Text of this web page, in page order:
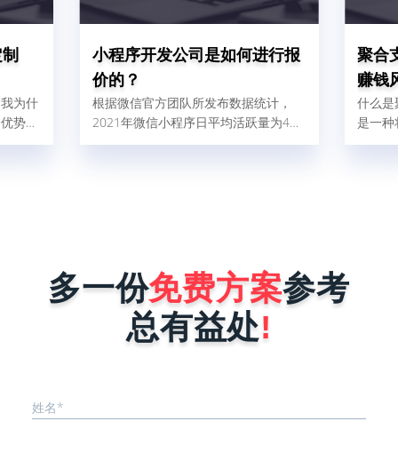
为什
势：
一个
小程序开发公司是如何进行报
价的？
根据微信官方团队所发布数据统计，
2021年微信小程序日平均活跃量为4、
5亿人，这比2020年增加了32%，由此
进行报价时，完全是按照企业小程序需
求来决定，具体报价影响因素有以下这
几点。1、小程序的功能确定不同行
聚合
赚钱
什么
是一
的支
多一份免费方案参考
总有益处!
姓名*